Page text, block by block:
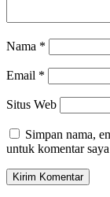
Nama *
Email *
Situs Web
Simpan nama,
untuk komentar